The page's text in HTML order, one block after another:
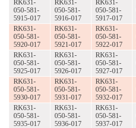
RK631-
050-581-
5915-017
RK631-
050-581-
5916-017
RK631-
050-581-
5917-017
RK631-
050-581-
5920-017
RK631-
050-581-
5921-017
RK631-
050-581-
5922-017
RK631-
050-581-
5925-017
RK631-
050-581-
5926-017
RK631-
050-581-
5927-017
RK631-
050-581-
5930-017
RK631-
050-581-
5931-017
RK631-
050-581-
5932-017
RK631-
050-581-
5935-017
RK631-
050-581-
5936-017
RK631-
050-581-
5937-017